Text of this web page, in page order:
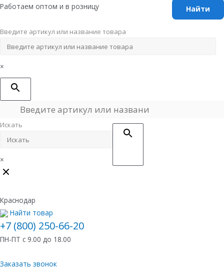
Перейти
содержимому
Работаем оптом и в розницу
Введите артикул или название товара
×
Искать
×
Краснодар
Найти товар
+7 (800) 250-66-20
ПН-ПТ с 9.00 до 18.00
Заказать звонок